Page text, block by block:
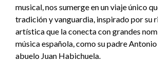
musical, nos sumerge en un viaje único
tradición y vanguardia, inspirado por su
artística que la conecta con grandes
música española, como su padre
abuelo Juan Habichuela.